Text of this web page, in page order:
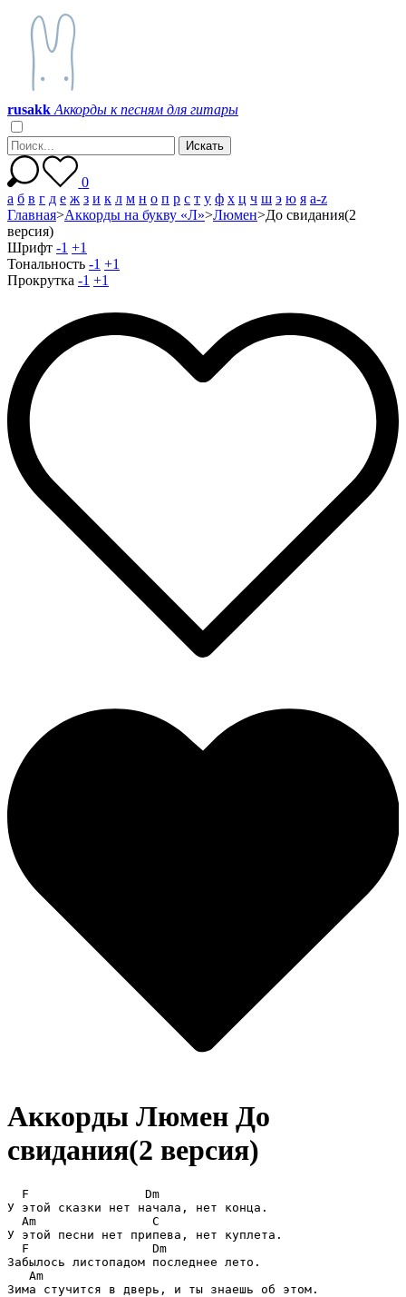
rusakk Аккорды к песням для гитары
0
а б в г д е ж з и к л м н о п р с т у ф х ц ч ш э ю я a-z
Главная>Аккорды на букву «Л»>Люмен>До свидания(2
версия)
Шрифт -1 +1
Тональность -1 +1
Прокрутка -1 +1
Аккорды Люмен До
свидания(2 версия)
  F                Dm
У этой сказки нет начала, нет конца.
  Am                C
У этой песни нет припева, нет куплета.
  F                 Dm
Забылось листопадом последнее лето.
   Am
Зима стучится в дверь, и ты знаешь об этом.